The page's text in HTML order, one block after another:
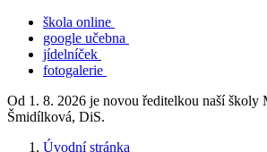
škola online
google učebna
jídelníček
fotogalerie
Od 1. 8. 2026 je novou ředitelkou naší školy
Šmidílková, DiS.
Úvodní stránka